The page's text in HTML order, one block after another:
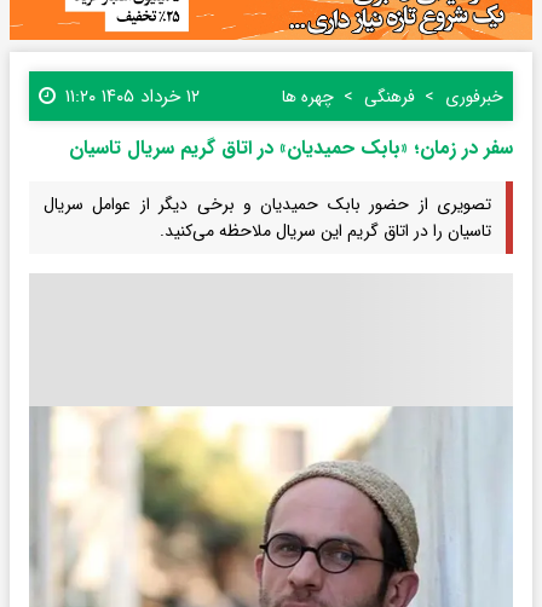
خبرفوری فرهنگی چهره ها ۱۲ خرداد ۱۴۰۵ ۱۱:۲۰
سفر در زمان؛ «بابک حمیدیان» در اتاق گریم سریال تاسیان
تصویری از حضور بابک حمیدیان و برخی دیگر از عوامل سریال
تاسیان را در اتاق گریم این سریال ملاحظه می‌کنید.